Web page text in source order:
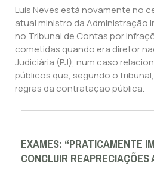
Luís Neves está novamente no
atual ministro da Administração
no Tribunal de Contas por
cometidas quando era diretor
Judiciária (PJ), num caso
públicos que, segundo o
regras da contratação pública.
EXAMES: “PRATICAMENTE
CONCLUIR